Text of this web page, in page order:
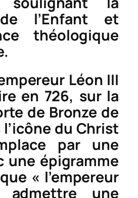
l’Enfant et
théologique
Léon III
en 726, sur la
de Bronze de
du Christ
par une
une épigramme
« l’empereur
une